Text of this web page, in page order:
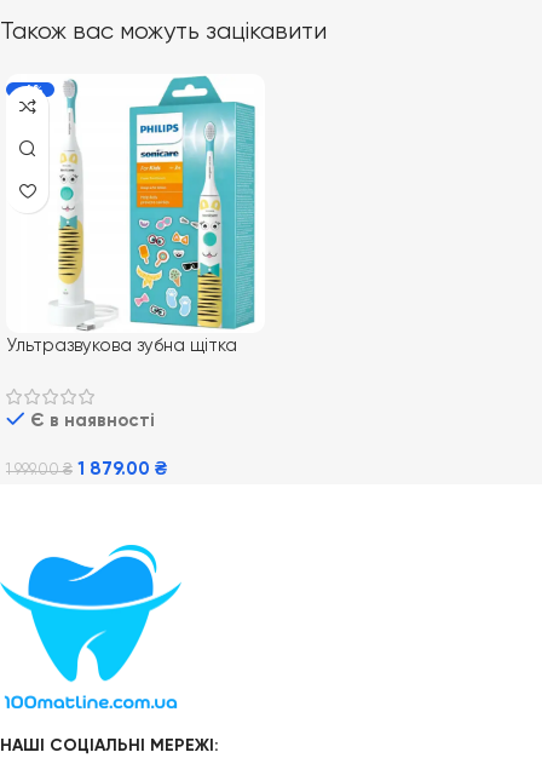
Також вас можуть зацікавити
-6%
Ультразвукова зубна щітка
HX3601/01
Є в наявності
1 999.00₴ 1 879.00 ₴
НАШІ СОЦІАЛЬНІ МЕРЕЖІ: